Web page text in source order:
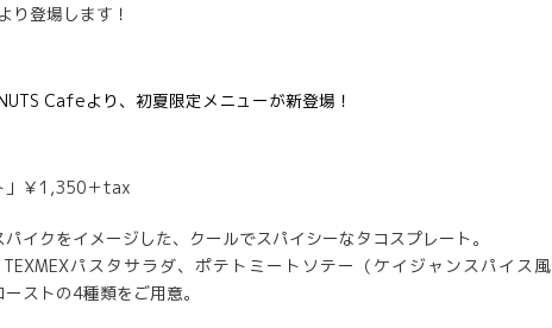
り登場します！
」￥1,350＋tax
イクをイメージした、クールでスパイシーなタコスプレート。
パスタサラダ、ポテトミートソテー（ケイジャンスパイス風
ストの4種類をご用意。